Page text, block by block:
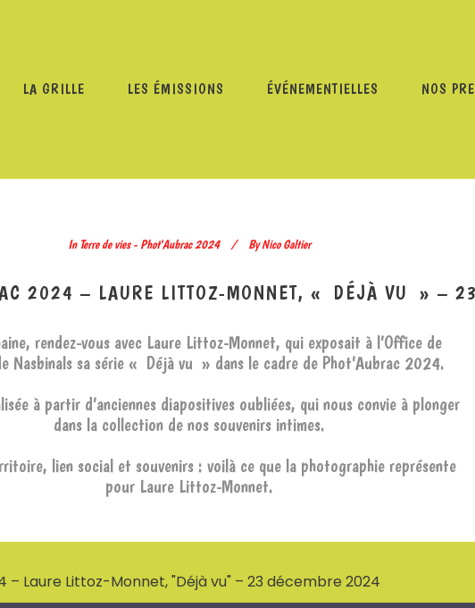
LA GRILLE LES ÉMISSIONS ÉVÉNEMENTIELLES NOS
In Terre de vies - Phot'Aubrac 2024 By Nico Galtier
2024 – LAURE LITTOZ-MONNET, « DÉJÀ VU » –
rendez-vous avec Laure Littoz-Monnet, qui exposait à l’Office de
Nasbinals sa série « Déjà vu » dans le cadre de Phot’Aubrac 2024.
à partir d’anciennes diapositives oubliées, qui nous convie à plonger
dans la collection de nos souvenirs intimes.
lien social et souvenirs : voilà ce que la photographie représente
pour Laure Littoz-Monnet.
– Laure Littoz-Monnet, "Déjà vu" – 23 décembre 2024